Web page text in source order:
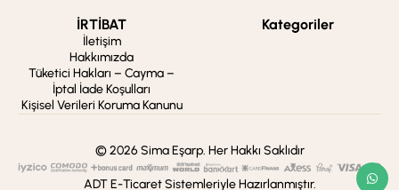
İRTİBAT
İletişim
Hakkımızda
Tüketici Hakları – Cayma –
İptal İade Koşulları
Kişisel Verileri Koruma Kanunu
Kategoriler
© 2026 Sima Eşarp. Her Hakkı Saklıdır
ADT E-Ticaret Sistemleriyle Hazırlanmıştır.